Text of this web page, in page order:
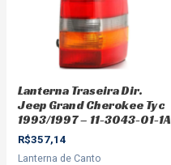
Lanterna Traseira Dir.
Jeep Grand Cherokee Tyc
1993/1997 – 11-3043-01-1A
R$357,14
Lanterna de Canto